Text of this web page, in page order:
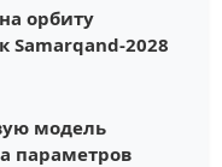
орбиту
Samarqand-2028
модель
параметров